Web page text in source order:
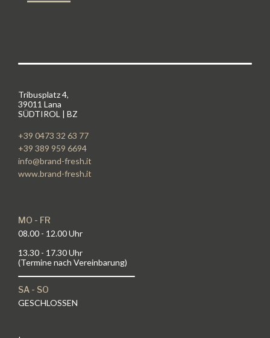
Tribusplatz 4,
39011 Lana
SÜDTIROL | BZ
+39 0473 32 63 77
+39 389 959 6694
info@brand-fresh.it
www.brand-fresh.it
MO - FR
08.00 - 12.00 Uhr
13.30 - 17.30 Uhr
(Termine nach Vereinbarung)
SA - SO
GESCHLOSSEN